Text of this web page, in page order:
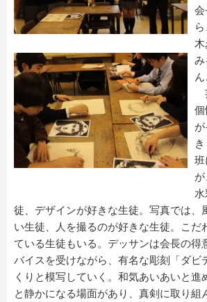
会
み
個
班
が
徒、デザインが好きな生徒。写真では、
い生徒、人を撮るのが好きな生徒。こだ
ている生徒もいる。デッサンは会長の得
バイスを受けながら、有名な彫刻「ダビ
くりと模写していく。和気あいあいと進
と静かになる場面があり、真剣に取り組